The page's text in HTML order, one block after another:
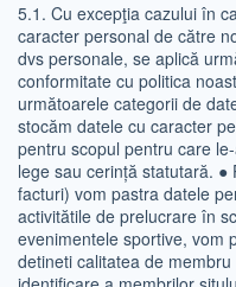
5.1. Cu excepţia cazului în
caracter personal de către
dvs personale, se aplică
conformitate cu politica
următoarele categorii de
stocăm datele cu caracter
pentru scopul pentru care
lege sau cerință statutară.
facturi) vom pastra datele
activitătile de prelucrare în
evenimentele sportive, vom
detineti calitatea de